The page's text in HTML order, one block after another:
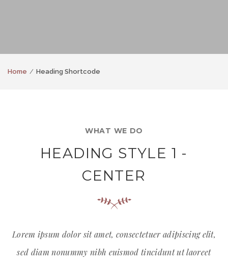
Home Heading Shortcode
WHAT WE DO
HEADING STYLE 1 -
CENTER
Lorem ipsum dolor sit amet, consectetuer adipiscing elit,
sed diam nonummy nibh euismod tincidunt ut laoreet